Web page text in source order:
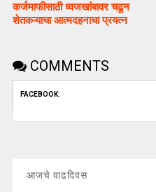
कर्जमाफीसाठी ध्वजखांबावर चढून
शेतकऱ्याचा आत्मदहनाचा प्रयत्न
COMMENTS
FACEBOOK:
आजचे वाढदिवस